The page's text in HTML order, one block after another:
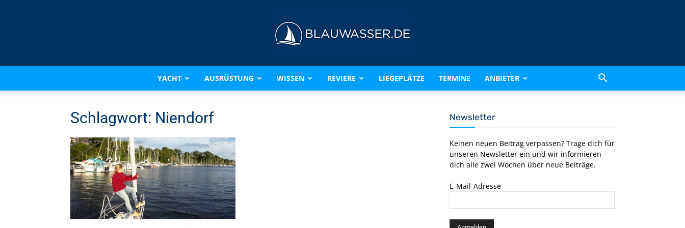
BLAUWASSER.DE
YACHT AUSRÜSTUNG WISSEN REVIERE LIEGEPLÄTZE TERMINE ANBIETER
Schlagwort: Niendorf Newsletter
Keinen neuen Beitrag verpassen? Trage dich für
unseren Newsletter ein und wir informieren
dich alle zwei Wochen über neue Beiträge.
E-Mail-Adresse